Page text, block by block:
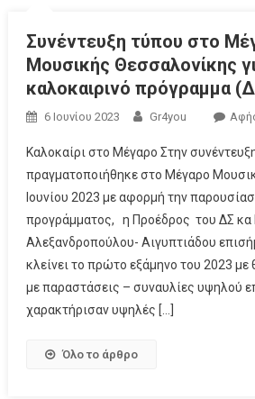
Συνέντευξη τύπου στο
Μουσικής Θεσσαλονίκης
καλοκαιρινό πρόγραμμα
6 Ιουνίου 2023 Gr4you
Καλοκαίρι στο Μέγαρο Στην
πραγματοποιήθηκε στο Μέγαρο
Ιουνίου 2023 με αφορμή την
προγράμματος, η Προέδρος του ΔΣ κα
Αλεξανδροπούλου- Αιγυπτιάδου
κλείνει το πρώτο εξάμηνο του 2023 με
με παραστάσεις – συναυλίες υψηλού
χαρακτήρισαν υψηλές […]
Όλο το άρθρο